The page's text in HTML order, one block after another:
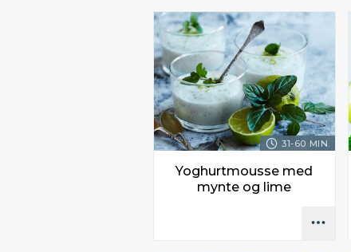
31-60 MIN.
Yoghurtmousse med
mynte og lime